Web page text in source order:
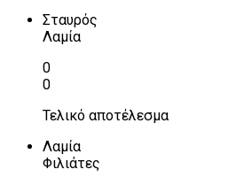
Σταυρός
Λαμία
0
0
Τελικό αποτέλεσμα
Λαμία
Φιλιάτες